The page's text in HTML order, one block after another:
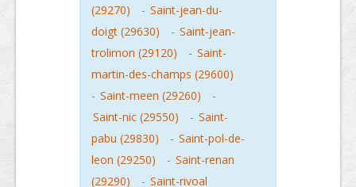
(29270)
- Saint-jean-du-
doigt (29630)
- Saint-jean-
trolimon (29120)
- Saint-
martin-des-champs (29600)
- Saint-meen (29260)
-
Saint-nic (29550)
- Saint-
pabu (29830)
- Saint-pol-de-
leon (29250)
- Saint-renan
(29290)
- Saint-rivoal